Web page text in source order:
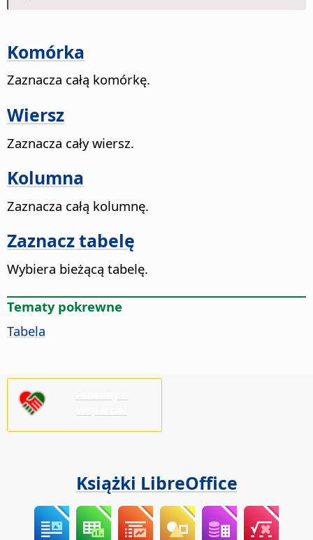
Komórka
Zaznacza całą komórkę.
Wiersz
Zaznacza cały wiersz.
Kolumna
Zaznacza całą kolumnę.
Zaznacz tabelę
Wybiera bieżącą tabelę.
Tematy pokrewne
Tabela
Książki LibreOffice